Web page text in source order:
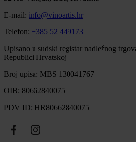
E-mail: info@vinoartis.hr
Telefon: +385 52 449173
Upisano u sudski registar nadležnog
Republici Hrvatskoj
Broj upisa: MBS 130041767
OIB: 80662840075
PDV ID: HR80662840075